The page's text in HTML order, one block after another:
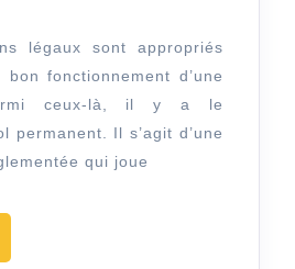
entreprise
:
Comment
procéder
fonctionnement d’une
ceux-là, il y a le
permanent. Il s’agit d’une
qui joue